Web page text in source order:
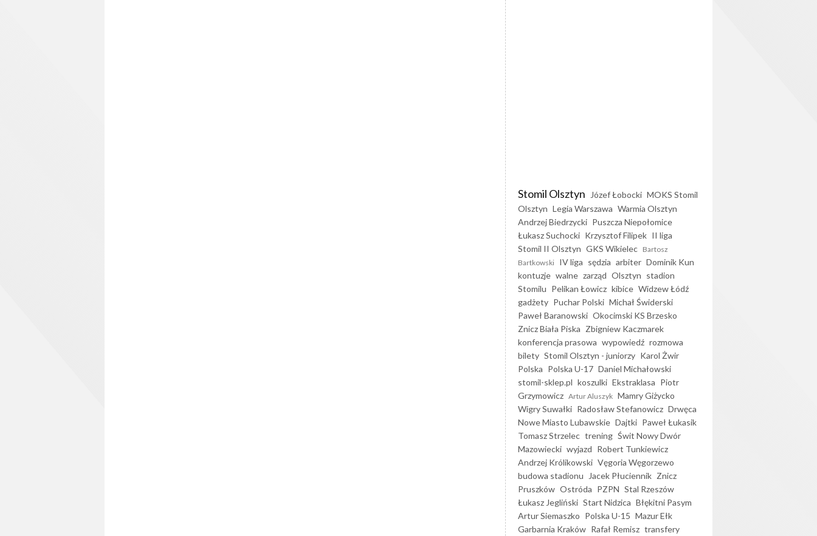
Stomil Olsztyn Józef Łobocki MOKS Stomil
Olsztyn Legia Warszawa Warmia Olsztyn
Andrzej Biedrzycki Puszcza Niepołomice
Łukasz Suchocki Krzysztof Filipek II liga
Stomil II Olsztyn GKS Wikielec Bartosz
Bartkowski IV liga sędzia arbiter Dominik Kun
kontuzje walne zarząd Olsztyn stadion
Stomilu Pelikan Łowicz kibice Widzew Łódź
gadżety Puchar Polski Michał Świderski
Paweł Baranowski Okocimski KS Brzesko
Znicz Biała Piska Zbigniew Kaczmarek
konferencja prasowa wypowiedź rozmowa
bilety Stomil Olsztyn - juniorzy Karol Żwir
Polska Polska U-17 Daniel Michałowski
stomil-sklep.pl koszulki Ekstraklasa Piotr
Grzymowicz Artur Aluszyk Mamry Giżycko
Wigry Suwałki Radosław Stefanowicz Drwęca
Nowe Miasto Lubawskie Dajtki Paweł Łukasik
Tomasz Strzelec trening Świt Nowy Dwór
Mazowiecki wyjazd Robert Tunkiewicz
Andrzej Królikowski Vęgoria Węgorzewo
budowa stadionu
Jacek Płuciennik Znicz
Pruszków Ostróda PZPN Stal Rzeszów
Łukasz Jegliński Start Nidzica Błękitni Pasym
Artur Siemaszko Polska U-15 Mazur Ełk
Garbarnia Kraków Rafał Remisz transfery